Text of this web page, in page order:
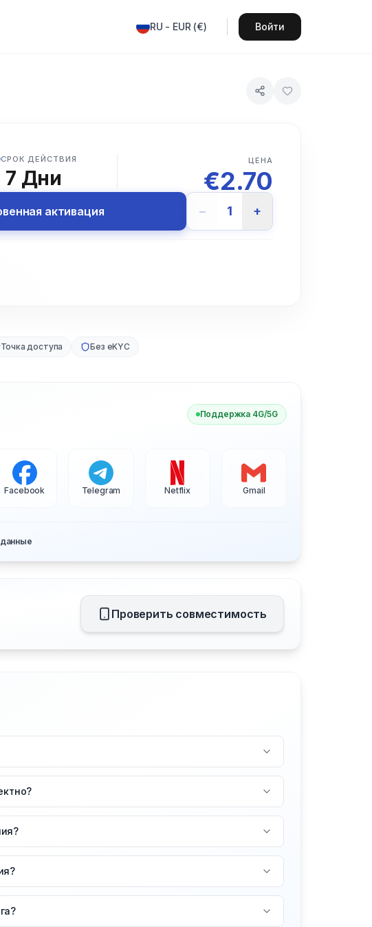
RU - EUR (€) Войти
СРОК ДЕЙСТВИЯ
7 Дни
ЦЕНА
€2.70
активация − 1 +
Точка доступа Без eKYC
Поддержка 4G/5G
Facebook Telegram Netflix Gmail
Проверить совместимость